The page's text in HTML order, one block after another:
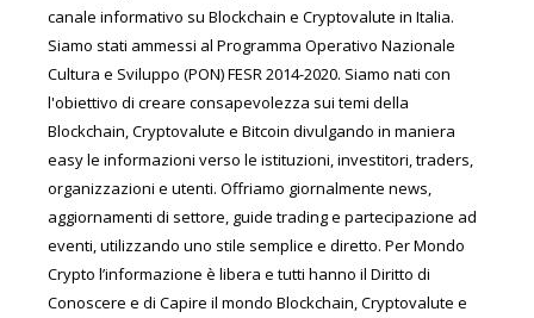
canale informativo su Blockchain e Cryptovalute in Italia.
Siamo stati ammessi al Programma Operativo Nazionale
Cultura e Sviluppo (PON) FESR 2014-2020. Siamo nati con
l'obiettivo di creare consapevolezza sui temi della
Blockchain, Cryptovalute e Bitcoin divulgando in maniera
easy le informazioni verso le istituzioni, investitori, traders,
organizzazioni e utenti. Offriamo giornalmente news,
aggiornamenti di settore, guide trading e partecipazione ad
eventi, utilizzando uno stile semplice e diretto. Per Mondo
Crypto l’informazione è libera e tutti hanno il Diritto di
Conoscere e di Capire il mondo Blockchain, Cryptovalute e